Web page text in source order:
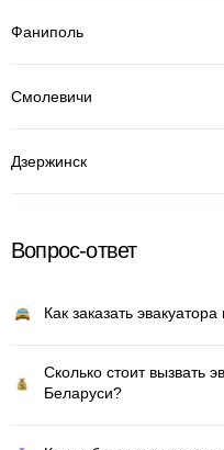
Фаниполь
Смолевичи
Дзержинск
Вопрос-ответ
Как заказать
Сколько стоит вызвать
Беларуси?